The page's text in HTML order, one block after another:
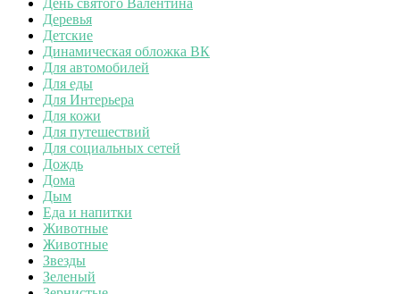
Деревья
Детские
Динамическая обложка ВК
Для автомобилей
Для еды
Для Интерьера
Для кожи
Для путешествий
Для социальных сетей
Дождь
Дома
Дым
Еда и напитки
Животные
Животные
Звезды
Зеленый